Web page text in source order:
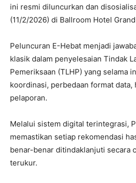
ini resmi diluncurkan dan
(11/2/2026) di Ballroom Hotel
Peluncuran E-Hebat menjadi
klasik dalam penyelesaian Tindak
Pemeriksaan (TLHP) yang selama
koordinasi, perbedaan format data,
pelaporan.
Melalui sistem digital terintegrasi,
memastikan setiap rekomendasi
benar-benar ditindaklanjuti secara
terukur.